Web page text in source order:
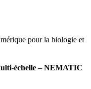
pour la biologie et
échelle – NEMATIC